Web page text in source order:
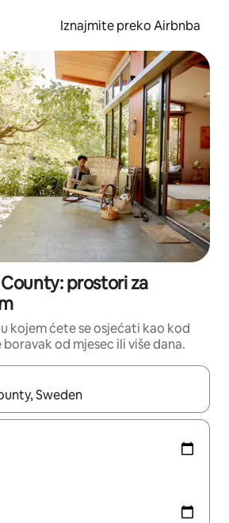
Iznajmite preko Airbnba
prostori za
kojem ćete se osjećati kao kod
od mjesec ili više dana.
rezultati, moći ćete ih pregledati